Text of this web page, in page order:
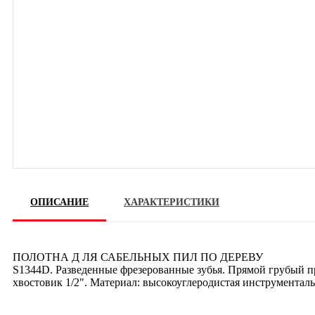
ОПИСАНИЕ ХАРАКТЕРИСТИКИ
ПОЛОТНА Д ЛЯ САБЕЛЬНЫХ ПИЛ ПО ДЕРЕВУ
S1344D. Разведенные фрезерованные зубья. Прямой
хвостовик 1/2". Материал: высокоуглеродистая